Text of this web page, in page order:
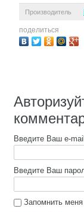
Производитель
поделиться
Введите Ваш e-
Введите Ваш
Запомнить меня